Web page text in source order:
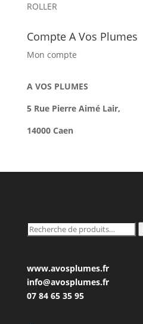
ROLLER
Compte A Vos Plumes
Mon compte
A VOS PLUMES
5 Rue Pierre Aimé Lair,
14000 Caen
Recherche
www.avosplumes.fr
info@avosplumes.fr
07 84 65 35 95